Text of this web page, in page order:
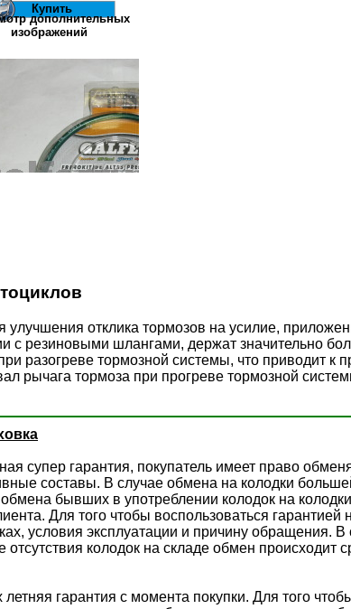
дополнительных
изображений
отклика тормозов на усилие,
с резиновыми шлангами, держат значительно
разогреве тормозной системы, что приводит к
рычага тормоза при прогреве тормозной
супер гарантия, покупатель имеет право
составы. В случае обмена на колодки
бывших в употреблении колодок на
Для того чтобы воспользоваться гарантией
условия эксплуатации и причину обращения.
колодок на складе обмен происходит
гарантия с момента покупки. Для того